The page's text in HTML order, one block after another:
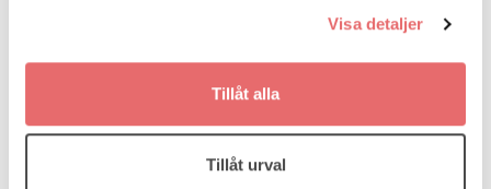
Visa detaljer
Tillåt alla
Tillåt urval
med metoden är därför både att bidra till att nå goda resultat i
I nästa nyhetsbrev kommer jag att fördjupa mig i den femte, och
sista, metoden Förstärkt samverkan och kompetensutveckling.